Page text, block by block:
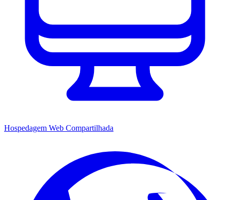
Hospedagem Web Compartilhada